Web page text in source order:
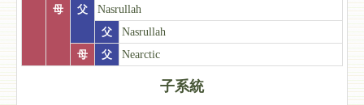
母
父
Nasrullah
父
Nasrullah
母
父 Nearctic
子系統